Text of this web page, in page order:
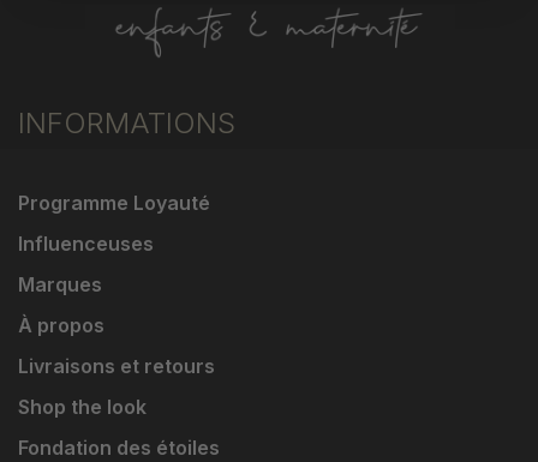
INFORMATIONS
Programme Loyauté
Influenceuses
Marques
À propos
Livraisons et retours
Shop the look
Fondation des étoiles